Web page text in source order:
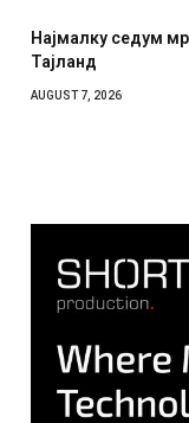
Најмалку седум
Тајланд
AUGUST 7, 2026